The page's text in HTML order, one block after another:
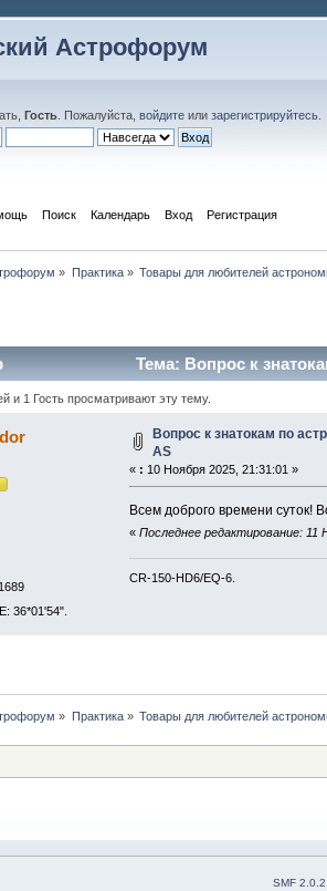
Астрофорум
Гость . Пожалуйста, войдите или зарегистрируйтесь
Поиск Календарь Вход Регистрация
» Практика» Товары для любителей
Тема: Вопрос к
и 1 Гость просматривают эту тему.
36*01'54".
Вопрос к знатокам по
AS
« : 10 Ноября 2025, 21:31:01 »
Всем доброго времени суток!
« Последнее редактирование: 11
CR-150-HD6/EQ-6.
» Практика» Товары для любителей
SMF 2.0.2